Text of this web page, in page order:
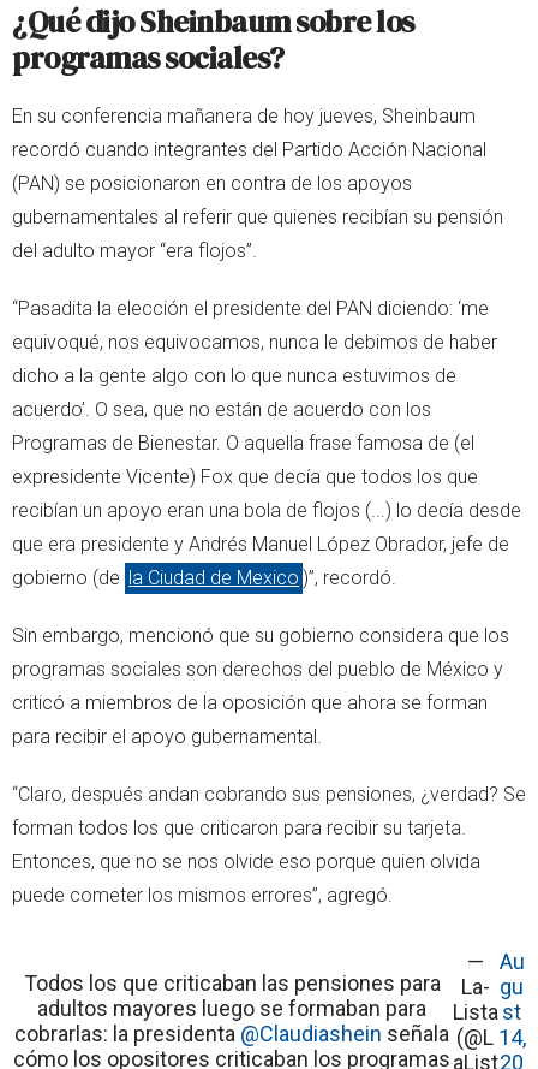
¿Qué dijo Sheinbaum sobre los
programas sociales?
En su conferencia mañanera de hoy jueves, Sheinbaum
recordó cuando integrantes del Partido Acción Nacional
(PAN) se posicionaron en contra de los apoyos
gubernamentales al referir que quienes recibían su pensión
del adulto mayor “era flojos”.
“Pasadita la elección el presidente del PAN diciendo: ‘me
equivoqué, nos equivocamos, nunca le debimos de haber
dicho a la gente algo con lo que nunca estuvimos de
acuerdo’. O sea, que no están de acuerdo con los
Programas de Bienestar. O aquella frase famosa de (el
expresidente Vicente) Fox que decía que todos los que
recibían un apoyo eran una bola de flojos (...) lo decía desde
que era presidente y Andrés Manuel López Obrador, jefe de
gobierno (de
la Ciudad de Mexico )”, recordó.
Sin embargo, mencionó que su gobierno considera que los
programas sociales son derechos del pueblo de México y
criticó a miembros de la oposición que ahora se forman
para recibir el apoyo gubernamental.
“Claro, después andan cobrando sus pensiones, ¿verdad? Se
forman todos los que criticaron para recibir su tarjeta.
Entonces, que no se nos olvide eso porque quien olvida
puede cometer los mismos errores”, agregó.
Todos los que criticaban las pensiones para
adultos mayores luego se formaban para
cobrarlas: la presidenta @Claudiashein señala
cómo los opositores criticaban los programas
—
La-
Lista
(@L
aList
Au
gu
st
14,
20